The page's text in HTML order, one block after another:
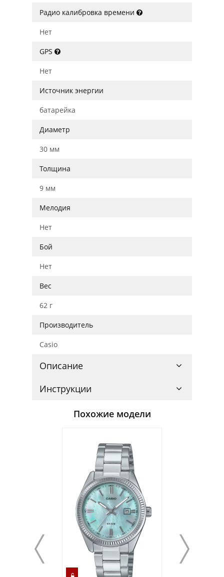
Радио калибровка времени
Нет
GPS
Нет
Источник энергии
батарейка
Диаметр
30 мм
Толщина
9 мм
Мелодия
Нет
Бой
Нет
Вес
62 г
Производитель
Casio
Описание
Инструкции
Похожие модели